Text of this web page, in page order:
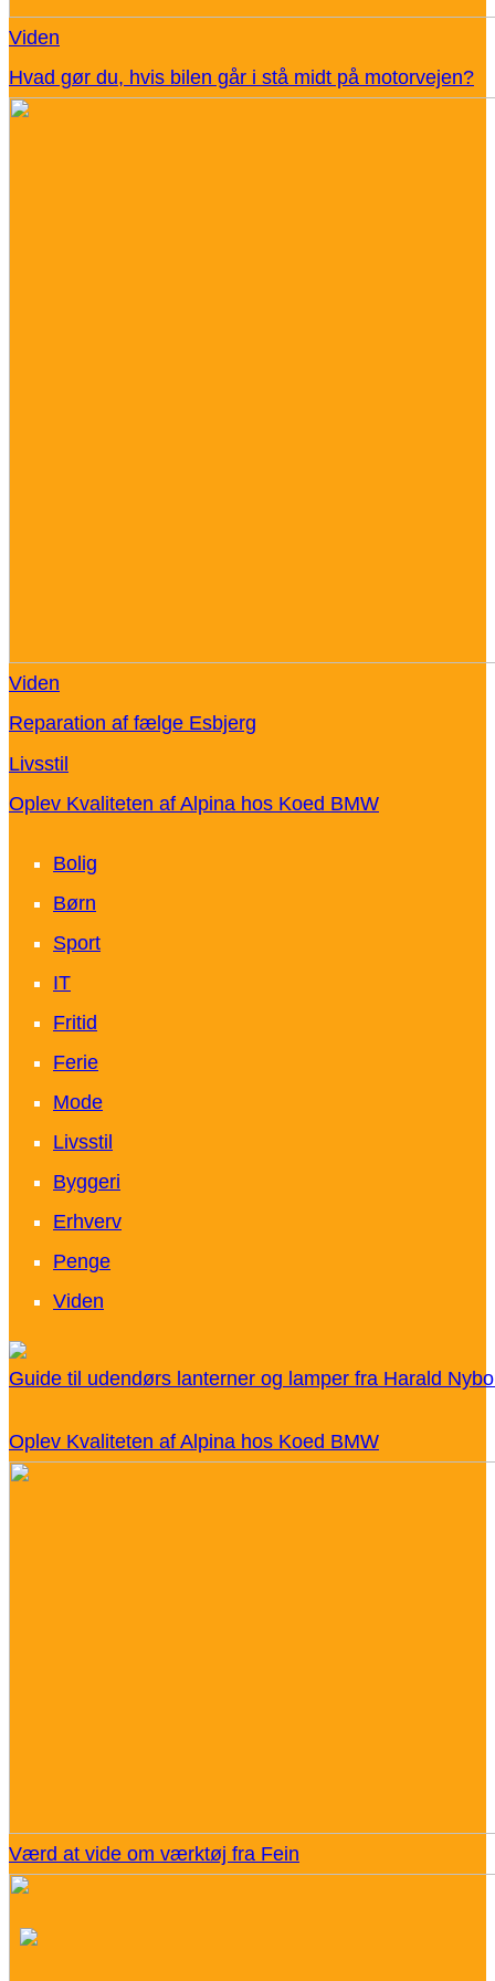
Viden
Hvad gør du, hvis bilen går i stå midt på motorvejen?
Viden
Reparation af fælge Esbjerg
Livsstil
Oplev Kvaliteten af Alpina hos Koed BMW
Bolig
Børn
Sport
IT
Fritid
Ferie
Mode
Livsstil
Byggeri
Erhverv
Penge
Viden
Guide til udendørs lanterner og lamper fra Harald
Oplev Kvaliteten af Alpina hos Koed BMW
Værd at vide om værktøj fra Fein